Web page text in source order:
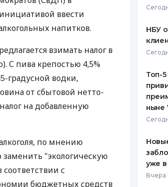
ЕЖЕМЕСЯЧНЫЙ ОБЗОР
КЕШБЭКА
БАНКОВСКИМ КАРТАМ
ВСЕ
ввести
напитков.
взимать налог в
С пива крепостью 4,5%
градусной водки,
от сбытовой нетто-
на добавленную
по мнению
"экологическую
с
бюджетных средств
НБУ
Топ-
ныне
уже в
Вчера